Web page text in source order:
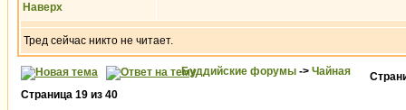
Наверх
Тред сейчас никто не читает.
Буддийские форумы -> Чайная
Страница 19 из 40